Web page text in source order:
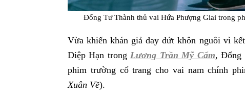
Đổng Tư Thành thủ vai Hứa Phượng Giai trong
Vừa khiến khán giả day dứt khôn nguôi vì
Diệp Hạn trong Lương Trần Mỹ Cẩm, Đổng
phim trường cổ trang cho vai nam chính
Xuân Về).